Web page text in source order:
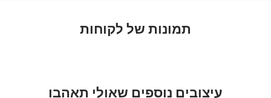
תמונות של לקוחות
עיצובים נוספים שאולי תאהבו